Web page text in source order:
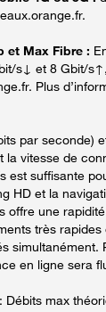
et Max Fibre :
s↓ et 8 Gbit/
Plus
par seconde)
la vitesse de
est suffisante
HD et la
offre une
très
simultanément.
en ligne sera
: Débits max